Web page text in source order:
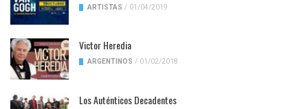
ARTISTAS / 01/04/2019
Victor Heredia
ARGENTINOS / 01/02/2018
Los Auténticos Decadentes